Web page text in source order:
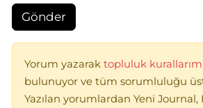
Gönder
Yorum yazarak topluluk
bulunuyor ve tüm sorumluluğu
Yazılan yorumlardan Yeni